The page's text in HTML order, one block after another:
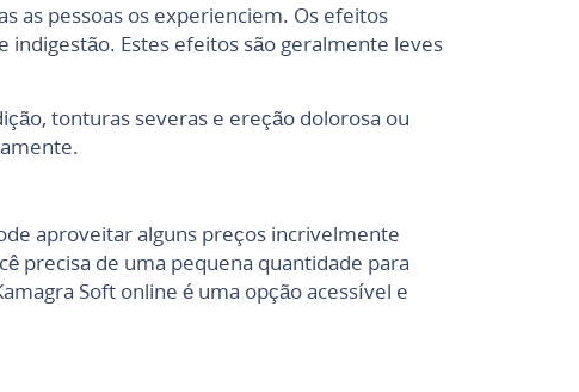
as pessoas os experienciem. Os efeitos
indigestão. Estes efeitos são geralmente leves
tonturas severas e ereção dolorosa ou
aproveitar alguns preços incrivelmente
precisa de uma pequena quantidade para
Soft online é uma opção acessível e